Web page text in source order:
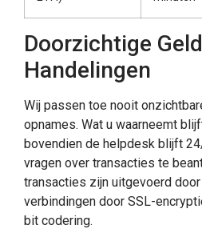
Doorzichtige
Handelingen
Wij passen toe nooit
opnames. Wat u waarneemt
bovendien de helpdesk blijft
vragen over transacties te
transacties zijn uitgevoerd
verbindingen door SSL-
bit codering.